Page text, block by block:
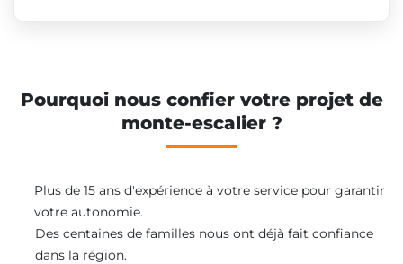
Pourquoi nous confier votre projet de
monte-escalier ?
Plus de 15 ans d'expérience à votre service pour garantir
votre autonomie.
Des centaines de familles nous ont déjà fait confiance
dans la région.